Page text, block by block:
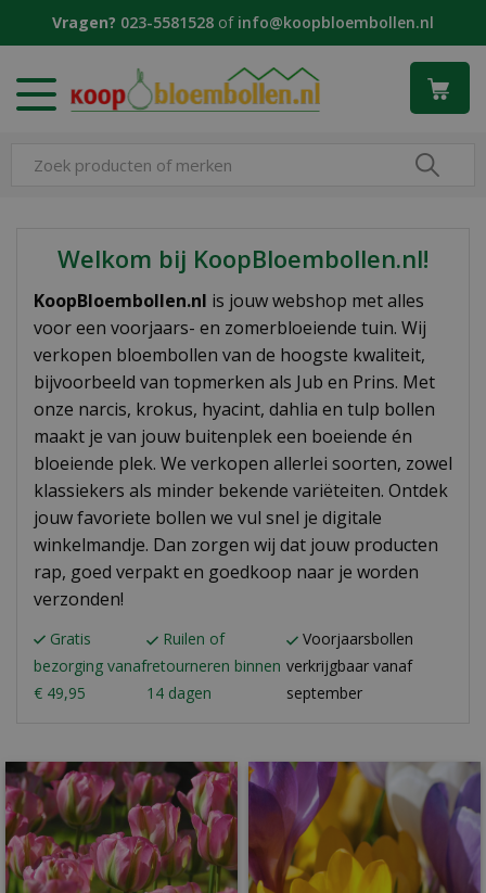
Vragen? 023-5581528 of info@koopbloembollen.nl
Welkom bij KoopBloembollen.nl!
KoopBloembollen.nl is jouw webshop met alles
voor een voorjaars- en zomerbloeiende tuin. Wij
verkopen bloembollen van de hoogste kwaliteit,
bijvoorbeeld van topmerken als Jub en Prins. Met
onze narcis, krokus, hyacint, dahlia en tulp bollen
maakt je van jouw buitenplek een boeiende én
bloeiende plek. We verkopen allerlei soorten, zowel
klassiekers als minder bekende variëteiten. Ontdek
jouw favoriete bollen we vul snel je digitale
winkelmandje. Dan zorgen wij dat jouw producten
rap, goed verpakt en goedkoop naar je worden
verzonden!
Gratis
bezorging vanaf
€ 49,95
Ruilen of
retourneren binnen
14 dagen
Voorjaarsbollen
verkrijgbaar vanaf
september